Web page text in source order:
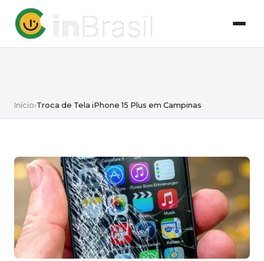
Início›Troca de Tela iPhone 15 Plus em Campinas